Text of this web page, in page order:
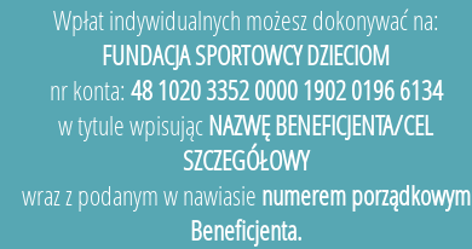
Wpłat indywidualnych możesz dokonywać na:
FUNDACJA SPORTOWCY DZIECIOM
nr konta: 48 1020 3352 0000 1902 0196 6134
w tytule wpisującNAZWĘ BENEFICJENTA/CEL
SZCZEGÓŁOWY
wraz z podanym w nawiasie numerem porządkowym
Beneficjenta.